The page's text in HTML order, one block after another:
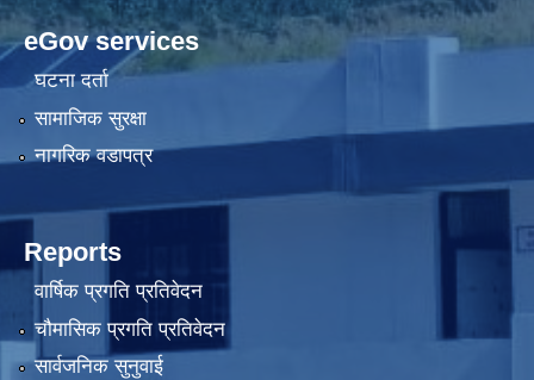
eGov services
घटना दर्ता
सामाजिक सुरक्षा
नागरिक वडापत्र
Reports
वार्षिक प्रगति प्रतिवेदन
चौमासिक प्रगति प्रतिवेदन
सार्वजनिक सुनुवाई